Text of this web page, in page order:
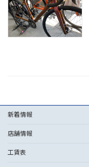
新着情報
店舗情報
工賃表